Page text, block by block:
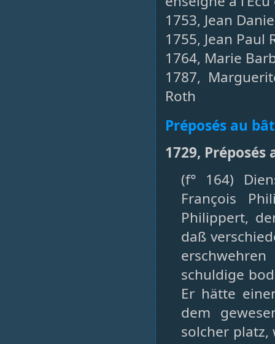
1753, Jean
1755, Jean Paul
1764, Marie
1787,
Roth
Préposés au
1729,
(f° 164)
François
Philippert,
daß
schuldige
Er hätte
dem
solcher platz,